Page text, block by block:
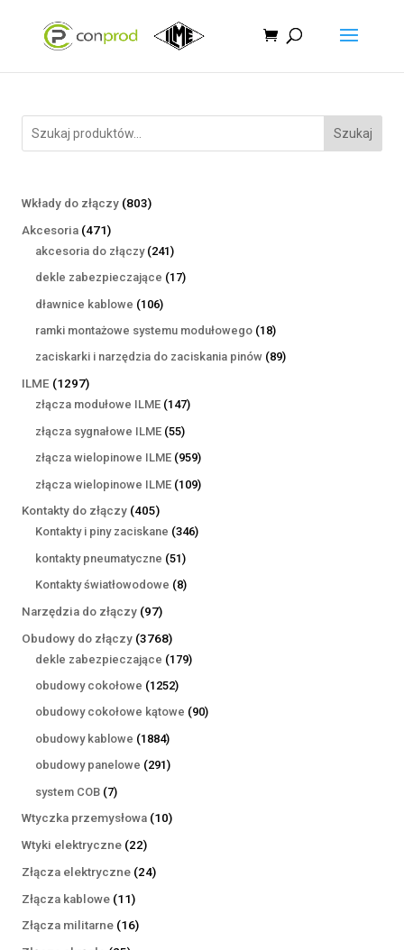
Szukaj
Wkłady do złączy 803803
Akcesoria 471471
produktów
akcesoria do złączy 241241
produktów
dekle zabezpieczające 1717
dławnice kablowe 106106
produktów
ramki montażowe systemu modułowego 1818
produktów
zaciskarki i narzędzia do zaciskania pinów 8989
ILME 12971297
produktów
złącza modułowe ILME 147147
złącza sygnałowe ILME 5555
produktów
złącza wielopinowe ILME 959959
produktów
złącza wielopinowe ILME 109109
Kontakty do złączy 405405
produktów
Kontakty i piny zaciskane 346346
kontakty pneumatyczne 5151
produktów
Kontakty światłowodowe 88
Narzędzia do złączy 9797
produktów
Obudowy do złączy 37683768
produktów
dekle zabezpieczające 179179
obudowy cokołowe 12521252
produkty
obudowy cokołowe kątowe 9090
obudowy kablowe 18841884
produkty
obudowy panelowe 291291
system COB 77
produktów
Wtyczka przemysłowa 1010
Wtyki elektryczne 2222
produkty
Złącza elektryczne 2424
Złącza kablowe 1111
produktów
Złącza militarne 1616